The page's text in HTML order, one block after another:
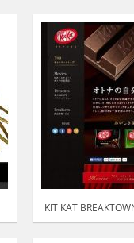
KIT KAT